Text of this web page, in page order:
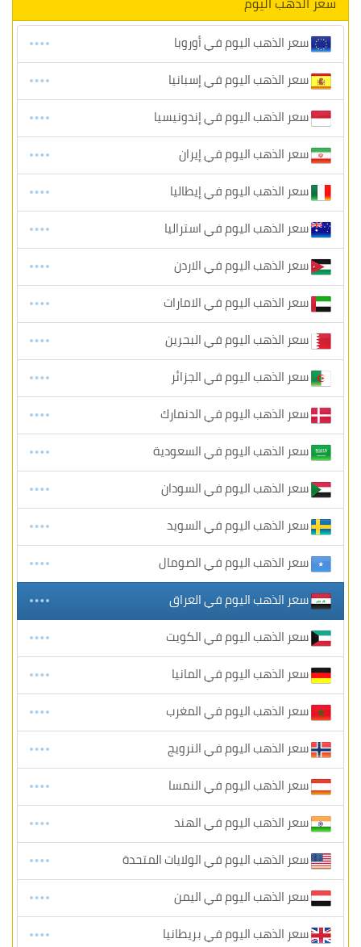
سعر الذهب اليوم في أوروبا
سعر الذهب اليوم في إسبانيا
سعر الذهب اليوم في إندونيسيا
سعر الذهب اليوم في إيران
سعر الذهب اليوم في إيطاليا
سعر الذهب اليوم في استراليا
سعر الذهب اليوم في الاردن
سعر الذهب اليوم في الامارات
سعر الذهب اليوم في البحرين
سعر الذهب اليوم في الجزائر
سعر الذهب اليوم في الدنمارك
سعر الذهب اليوم في السعودية
سعر الذهب اليوم في السودان
سعر الذهب اليوم في السويد
سعر الذهب اليوم في الصومال
سعر الذهب اليوم في العراق
سعر الذهب اليوم في الكويت
سعر الذهب اليوم في المانيا
سعر الذهب اليوم في المغرب
سعر الذهب اليوم في النرويج
سعر الذهب اليوم في النمسا
سعر الذهب اليوم في الهند
سعر الذهب اليوم في الولايات المتحدة
سعر الذهب اليوم في اليمن
سعر الذهب اليوم في بريطانيا